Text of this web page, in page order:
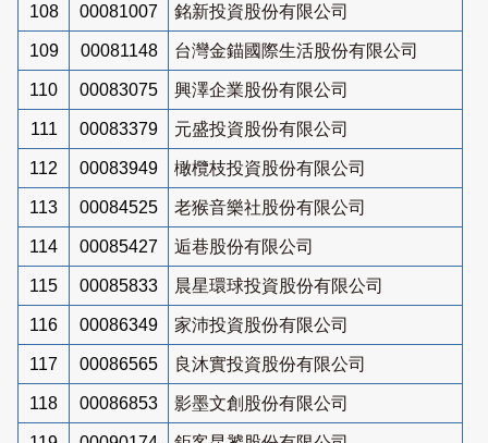
108 00081007 銘新投資股份有限公司
109 00081148 台灣金錨國際生活股份有限公司
110 00083075 興澤企業股份有限公司
111 00083379 元盛投資股份有限公司
112 00083949 橄欖枝投資股份有限公司
113 00084525 老猴音樂社股份有限公司
114 00085427 逅巷股份有限公司
115 00085833 晨星環球投資股份有限公司
116 00086349 家沛投資股份有限公司
117 00086565 良沐實投資股份有限公司
118 00086853 影墨文創股份有限公司